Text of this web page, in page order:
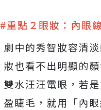
#重點２眼妝：內眼
劇中的秀智妝容清
妝也看不出明顯的
雙水汪汪電眼，若
盈睫毛，就用「內